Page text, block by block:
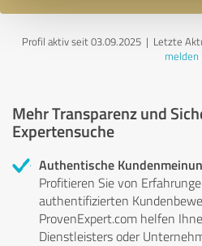
Profil aktiv seit 03.09.2025 | Letzte
melden
Mehr Transparenz und
Expertensuche
Authentische
Profitieren Sie von
authentifizierten
ProvenExpert.com helfen
Dienstleisters oder